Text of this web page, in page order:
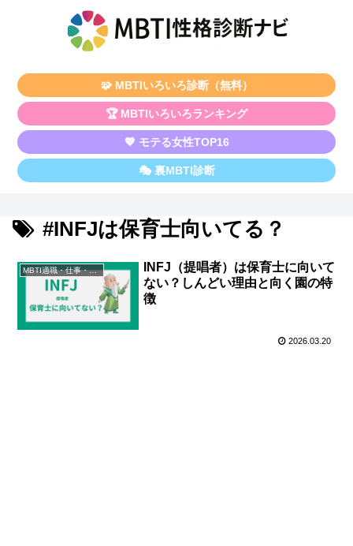
🧩 MBTIいろいろ診断（無料）
🏆 MBTIいろいろランキング
💖 モテる女性TOP16
🎭 裏MBTI診断
#INFJは保育士向いてる？
MBTI適職・仕事・資格
INFJ（提唱者）は保育士に向いて
ない？しんどい理由と向く園の特
徴
2026.03.20